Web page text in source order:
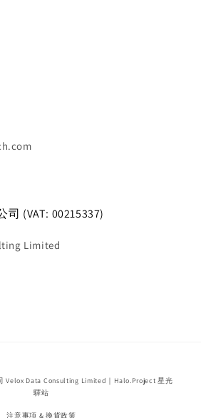
(VAT: 00215337)
Limited
Velox Data Consulting Limited｜Halo.Project 星光
驛站
注意事項 & 換貨政策